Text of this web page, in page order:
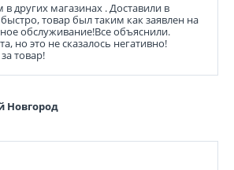
других магазинах . Доставили в
товар был таким как заявлен на
обслуживание!Все объяснили.
но это не сказалось негативно!
товар!
Новгород